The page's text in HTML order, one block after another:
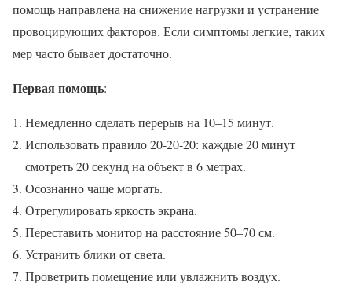
помощь направлена на снижение нагрузки и устранение
провоцирующих факторов. Если симптомы легкие, таких
мер часто бывает достаточно.
Первая помощь:
Немедленно сделать перерыв на 10–15 минут.
Использовать правило 20-20-20: каждые 20 минут
смотреть 20 секунд на объект в 6 метрах.
Осознанно чаще моргать.
Отрегулировать яркость экрана.
Переставить монитор на расстояние 50–70 см.
Устранить блики от света.
Проветрить помещение или увлажнить воздух.